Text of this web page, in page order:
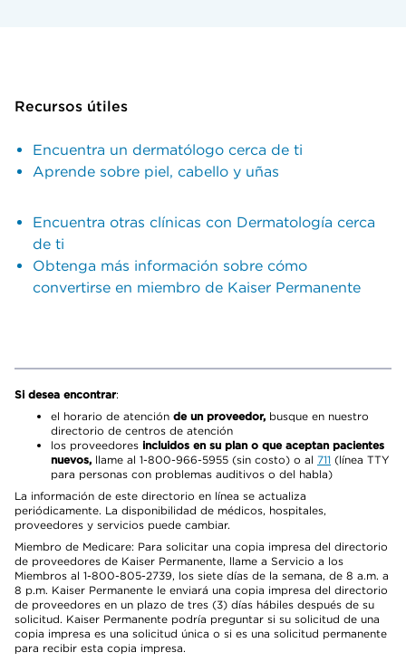
Recursos útiles
Encuentra un dermatólogo cerca de ti
Aprende sobre piel, cabello y uñas
Encuentra otras clínicas con Dermatología cerca
de ti
Obtenga más información sobre cómo
convertirse en miembro de Kaiser Permanente
Si desea encontrar:
el horario de atención de un proveedor, busque en nuestro
directorio de centros de atención
los proveedores incluidos en su plan o que aceptan pacientes
nuevos, llame al 1-800-966-5955 (sin costo) o al 711 (línea TTY
para personas con problemas auditivos o del habla)
La información de este directorio en línea se actualiza
periódicamente. La disponibilidad de médicos, hospitales,
proveedores y servicios puede cambiar.
Miembro de Medicare: Para solicitar una copia impresa del directorio
de proveedores de Kaiser Permanente, llame a Servicio a los
Miembros al 1-800-805-2739, los siete días de la semana, de 8 a.m. a
8 p.m. Kaiser Permanente le enviará una copia impresa del directorio
de proveedores en un plazo de tres (3) días hábiles después de su
solicitud. Kaiser Permanente podría preguntar si su solicitud de una
copia impresa es una solicitud única o si es una solicitud permanente
para recibir esta copia impresa.